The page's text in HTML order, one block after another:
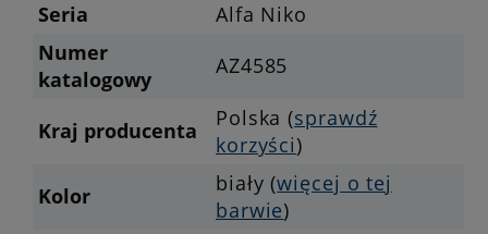
Seria
Alfa Niko
Numer
katalogowy
AZ4585
Kraj producenta Polska (sprawdź
korzyści)
Kolor
biały (więcej o tej
barwie)